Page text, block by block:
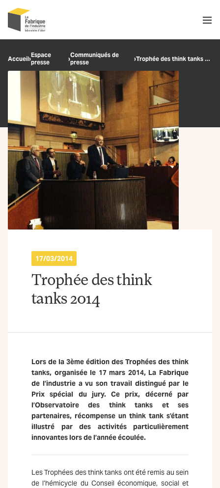
Recherche
Accueil›Espace
presse
›Communiqués de
presse
› Trophée des think tanks 2014
17/03/2014
Trophée des think
tanks 2014
Lors de la 3ème édition des Trophées des think
tanks, organisée le 17 mars 2014, La Fabrique
de l’industrie a vu son travail distingué par le
Prix spécial du jury. Ce prix, décerné par
l’Observatoire des think tanks et ses
partenaires, récompense un think tank s’étant
illustré par des activités particulièrement
innovantes lors de l’année écoulée.
Les Trophées des think tanks ont été remis au sein
de l’hémicycle du Conseil économique, social et